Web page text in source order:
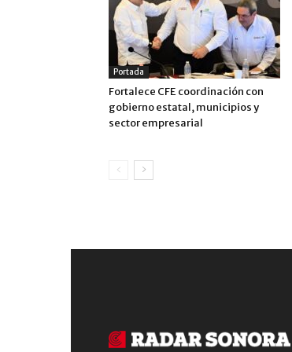
Portada
Fortalece CFE coordinación con
gobierno estatal, municipios y
sector empresarial